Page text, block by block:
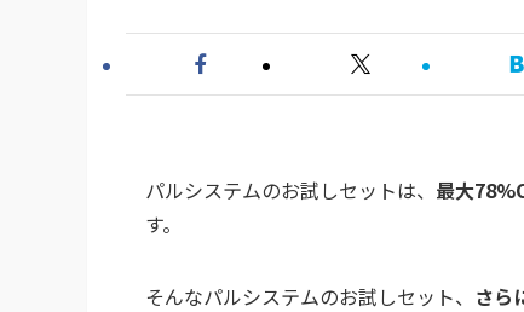
パルシステムのお試しセットは、 最大
す。
そんなパルシステムのお試しセット、 さら